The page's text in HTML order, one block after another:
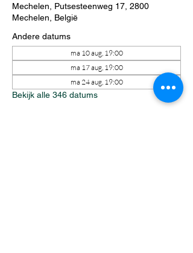
Mechelen, Putsesteenweg 17, 2800
Mechelen, België
Andere datums
ma 10 aug, 19:00
ma 17 aug, 19:00
ma 24 aug, 19:00
Bekijk alle 346 datums